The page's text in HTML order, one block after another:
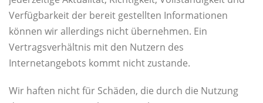
Verfügbarkeit der bereit gestellten Informationen
können wir allerdings nicht übernehmen. Ein
Vertragsverhältnis mit den Nutzern des
Internetangebots kommt nicht zustande.
Wir haften nicht für Schäden, die durch die Nutzung